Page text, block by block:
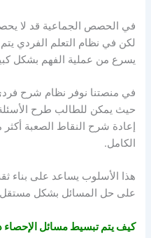
في الحصص الجماعية قد لا
لكن في نظام التعلم الفردي
يسرع من عملية الفهم بشكل
في منصتنا نوفر نظام شرح
حيث يمكن للطالب طرح
إعادة شرح النقاط الصعبة
الكامل.
هذا الأسلوب يساعد على بناء
على حل المسائل بشكل مستقل
كيف يتم تبسيط مسائل الإحصاء